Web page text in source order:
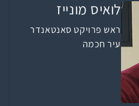
לואיס מונייז
ראש פרויקט סאנטאנדר
עיר חכמה